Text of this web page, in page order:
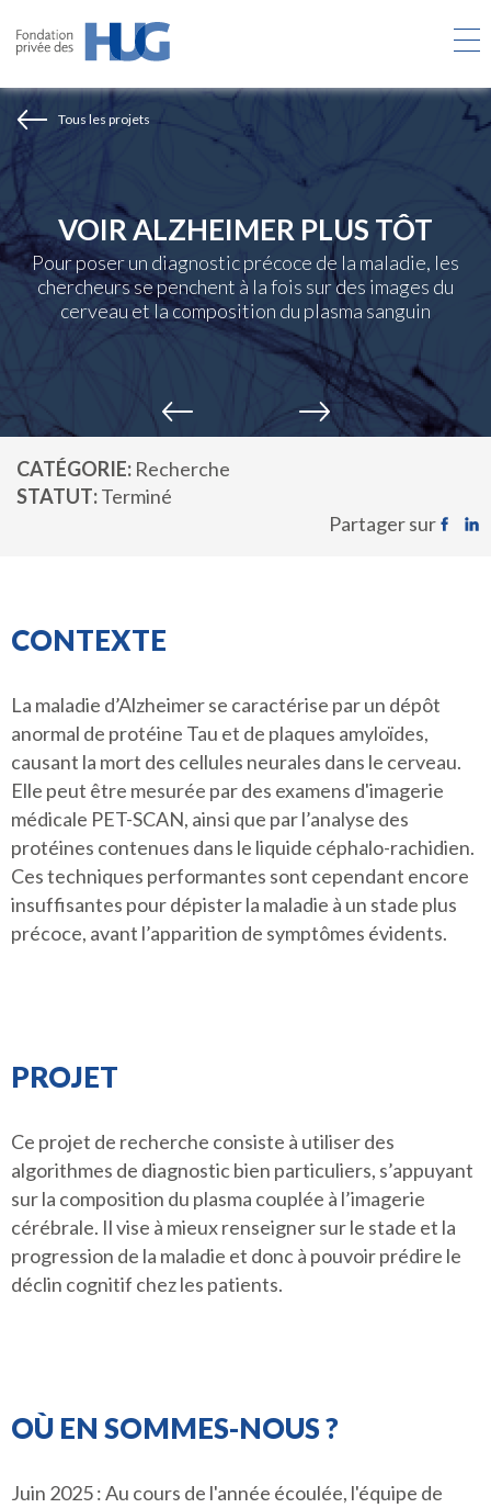
contenu
Tous les projets
VOIR ALZHEIMER PLUS TÔT
Pour poser un diagnostic précoce de la maladie, les
chercheurs se penchent à la fois sur des images du
cerveau et la composition du plasma sanguin
CATÉGORIE Recherche
STATUT Terminé
Partager sur
CONTEXTE
La maladie d’Alzheimer se caractérise par un dépôt
anormal de protéine Tau et de plaques amyloïdes,
causant la mort des cellules neurales dans le cerveau.
Elle peut être mesurée par des examens d'imagerie
médicale PET-SCAN, ainsi que par l’analyse des
protéines contenues dans le liquide céphalo-rachidien.
Ces techniques performantes sont cependant encore
insuffisantes pour dépister la maladie à un stade plus
précoce, avant l’apparition de symptômes évidents.
PROJET
Ce projet de recherche consiste à utiliser des
algorithmes de diagnostic bien particuliers, s’appuyant
sur la composition du plasma couplée à l’imagerie
cérébrale. Il vise à mieux renseigner sur le stade et la
progression de la maladie et donc à pouvoir prédire le
déclin cognitif chez les patients.
OÙ EN SOMMES-NOUS ?
Juin 2025 : Au cours de l'année écoulée, l'équipe de